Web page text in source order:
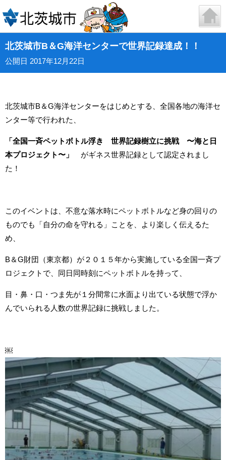
北茨城市B＆G海洋センターで世界記録達成！！
公開日 2017年12月22日
北茨城市B＆G海洋センターをはじめとする、全国各地の海洋セ
ンター等で行われた、
「全国一斉ペットボトル浮き 世界記録樹立に挑戦 〜海と日
本プロジェクト〜」 がギネス世界記録として認定されまし
た！
このイベントは、不意な落水時にペットボトルなど身の回りの
ものでも「自分の命を守れる」ことを、より楽しく伝えるた
め、
B＆G財団（東京都）が２０１５年から実施している全国一斉プ
ロジェクトで、同日同時刻にペットボトルを持って、
目・鼻・口・つま先が１分間常に水面より出ている状態で浮か
んでいられる人数の世界記録に挑戦しました。
￼